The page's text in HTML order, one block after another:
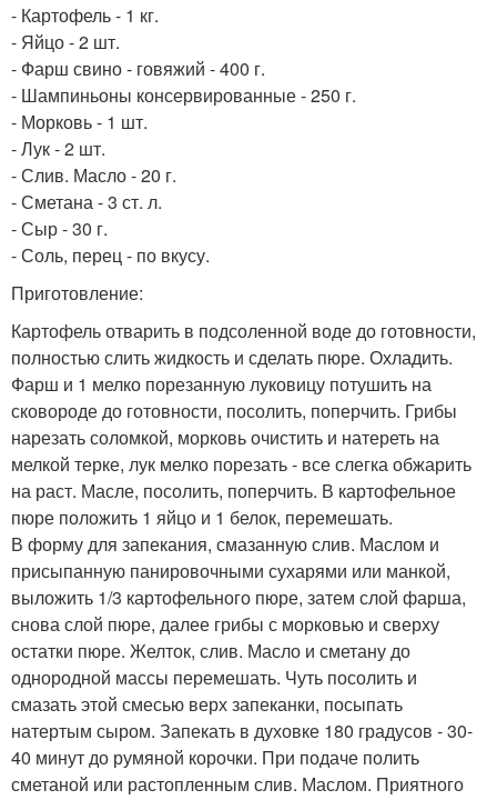
- Картофель - 1 кг.
- Яйцо - 2 шт.
- Фарш свино - говяжий - 400 г.
- Шампиньоны консервированные - 250 г.
- Морковь - 1 шт.
- Лук - 2 шт.
- Слив. Масло - 20 г.
- Сметана - 3 ст. л.
- Сыр - 30 г.
- Соль, перец - по вкусу.
Приготовление:
Картофель отварить в подсоленной воде до готовности,
полностью слить жидкость и сделать пюре. Охладить.
Фарш и 1 мелко порезанную луковицу потушить на
сковороде до готовности, посолить, поперчить. Грибы
нарезать соломкой, морковь очистить и натереть на
мелкой терке, лук мелко порезать - все слегка обжарить
на раст. Масле, посолить, поперчить. В картофельное
пюре положить 1 яйцо и 1 белок, перемешать.
В форму для запекания, смазанную слив. Маслом и
присыпанную панировочными сухарями или манкой,
выложить 1/3 картофельного пюре, затем слой фарша,
снова слой пюре, далее грибы с морковью и сверху
остатки пюре. Желток, слив. Масло и сметану до
однородной массы перемешать. Чуть посолить и
смазать этой смесью верх запеканки, посыпать
натертым сыром. Запекать в духовке 180 градусов - 30-
40 минут до румяной корочки. При подаче полить
сметаной или растопленным слив. Маслом. Приятного